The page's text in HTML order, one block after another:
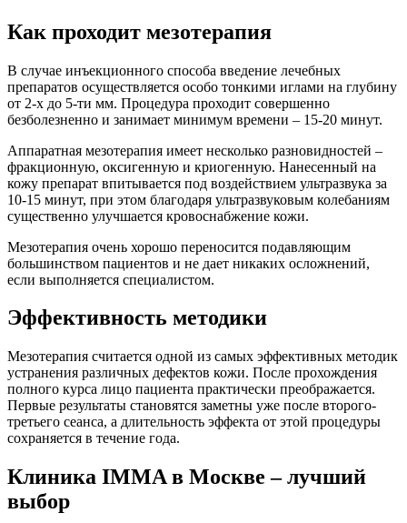
Как проходит мезотерапия
В случае инъекционного способа введение лечебных
препаратов осуществляется особо тонкими иглами на глубину
от 2-х до 5-ти мм. Процедура проходит совершенно
безболезненно и занимает минимум времени – 15-20 минут.
Аппаратная мезотерапия имеет несколько разновидностей –
фракционную, оксигенную и криогенную. Нанесенный на
кожу препарат впитывается под воздействием ультразвука за
10-15 минут, при этом благодаря ультразвуковым колебаниям
существенно улучшается кровоснабжение кожи.
Мезотерапия очень хорошо переносится подавляющим
большинством пациентов и не дает никаких осложнений,
если выполняется специалистом.
Эффективность методики
Мезотерапия считается одной из самых эффективных методик
устранения различных дефектов кожи. После прохождения
полного курса лицо пациента практически преображается.
Первые результаты становятся заметны уже после второго-
третьего сеанса, а длительность эффекта от этой процедуры
сохраняется в течение года.
Клиника IMMA в Москве – лучший
выбор